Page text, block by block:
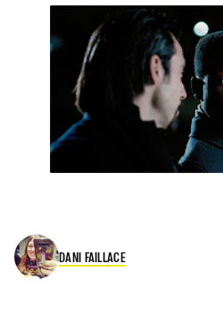
DANI FAILLACE